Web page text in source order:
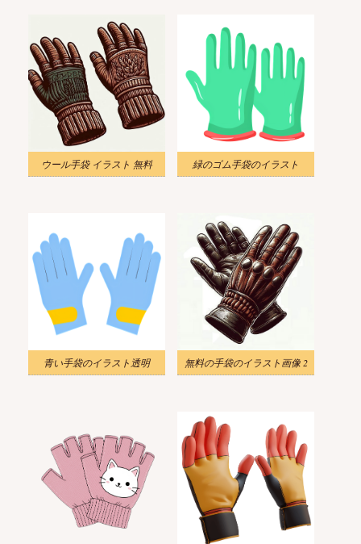
ウール手袋 イラスト 無料 緑のゴム手袋のイラスト
青い手袋のイラスト透明 無料の手袋のイラスト画像 2